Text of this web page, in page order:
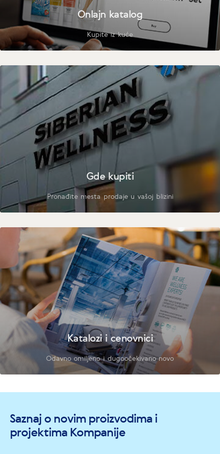
Onlajn katalog
Kupite iz kuće
Gde kupiti
Pronađite mesta prodaje u vašoj blizini
Katalozi i cenovnici
Odavno omiljeno i dugoočekivano novo
Saznaj o novim proizvodima i
projektima Kompanije